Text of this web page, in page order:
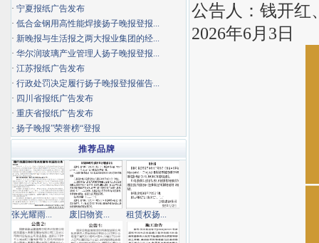
公告人：钱开红
2026年6月3日
· 宁夏报纸广告发布
· 低合金钢用高性能焊接扬子晚报登报...
· 新晚报与生活报之两大报业集团的经...
· 华尔润玻璃产业管理人扬子晚报登报...
· 江苏报纸广告发布
· 行政处罚决定履行扬子晚报登报催告...
· 四川省报纸广告发布
· 重庆省报纸广告发布
· 扬子晚报”荣誉榜“登报
推荐品牌
张光耀雨... 废旧物资... 租赁权扬...